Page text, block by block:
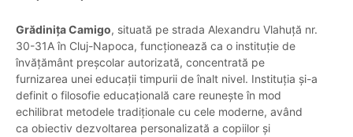
Grădinița Camigo, situată pe strada Alexandru Vlahuță nr.
30-31A în Cluj-Napoca, funcționează ca o instituție de
învățământ preșcolar autorizată, concentrată pe
furnizarea unei educații timpurii de înalt nivel. Instituția și-a
definit o filosofie educațională care reunește în mod
echilibrat metodele tradiționale cu cele moderne, având
ca obiectiv dezvoltarea personalizată a copiilor și